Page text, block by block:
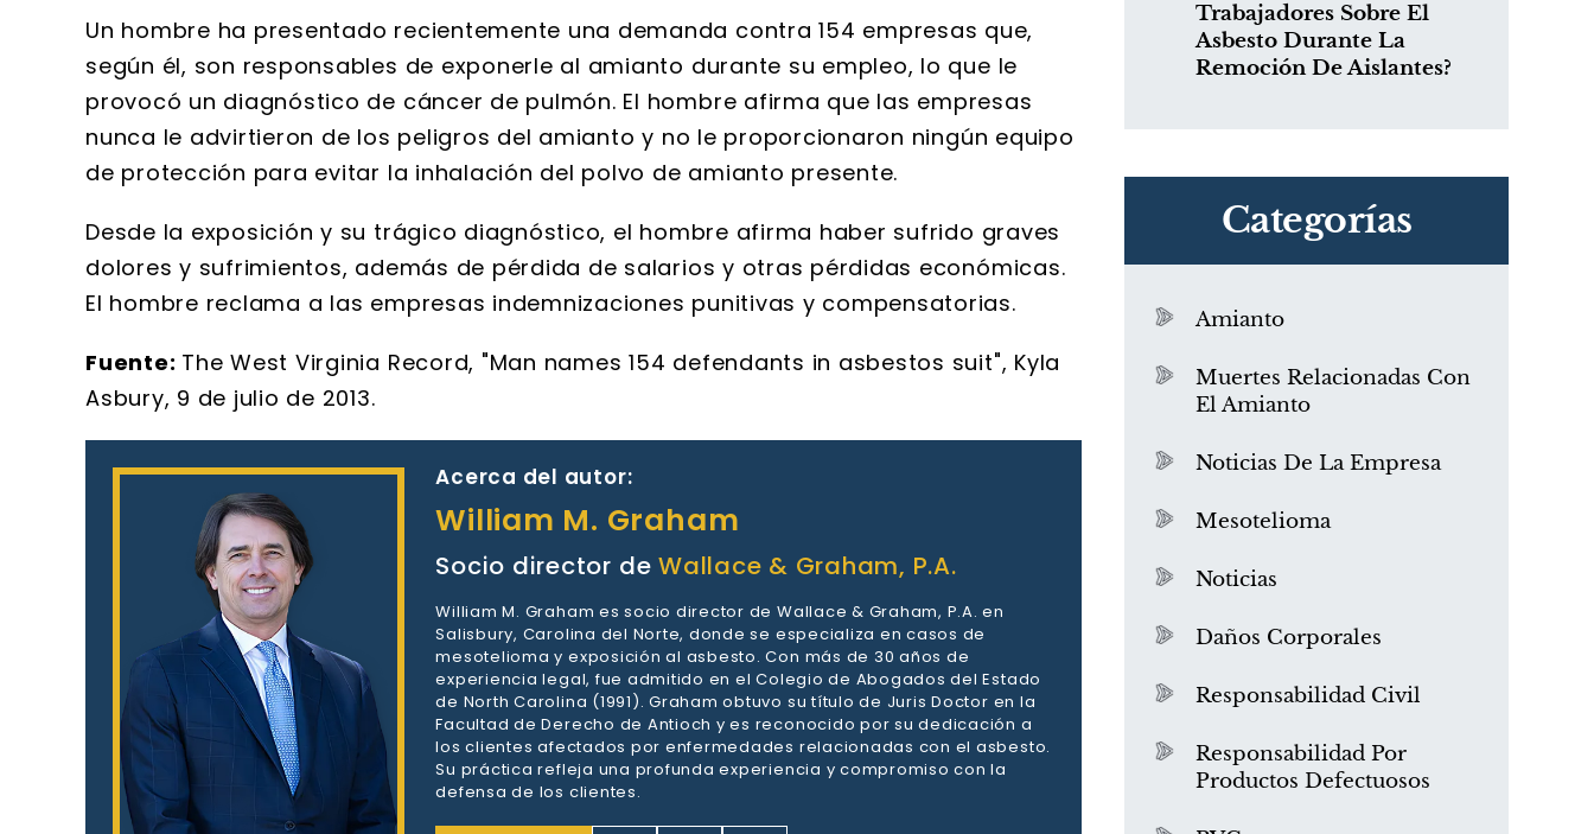
Un hombre ha presentado recientemente una demanda contra 154 empresas que,
según él, son responsables de exponerle al amianto durante su empleo, lo que le
provocó un diagnóstico de cáncer de pulmón. El hombre afirma que las empresas
nunca le advirtieron de los peligros del amianto y no le proporcionaron ningún equipo
de protección para evitar la inhalación del polvo de amianto presente.
Desde la exposición y su trágico diagnóstico, el hombre afirma haber sufrido graves
dolores y sufrimientos, además de pérdida de salarios y otras pérdidas económicas.
El hombre reclama a las empresas indemnizaciones punitivas y compensatorias.
Fuente: The West Virginia Record, "Man names 154 defendants in asbestos suit", Kyla
Asbury, 9 de julio de 2013.
Acerca del autor:
William M. Graham
Socio director deWallace & Graham, P.A.
William M. Graham es socio director de Wallace & Graham, P.A. en
Salisbury, Carolina del Norte, donde se especializa en casos de
mesotelioma y exposición al asbesto. Con más de 30 años de
experiencia legal, fue admitido en el Colegio de Abogados del Estado
de North Carolina (1991). Graham obtuvo su título de Juris Doctor en la
Facultad de Derecho de Antioch y es reconocido por su dedicación a
los clientes afectados por enfermedades relacionadas con el asbesto.
Su práctica refleja una profunda experiencia y compromiso con la
defensa de los clientes.
Trabajadores Sobre El
Asbesto Durante La
Remoción De Aislantes?
Categorías
Amianto
Muertes Relacionadas Con
El Amianto
Noticias De La Empresa
Mesotelioma
Noticias
Daños Corporales
Responsabilidad Civil
Responsabilidad Por
Productos Defectuosos